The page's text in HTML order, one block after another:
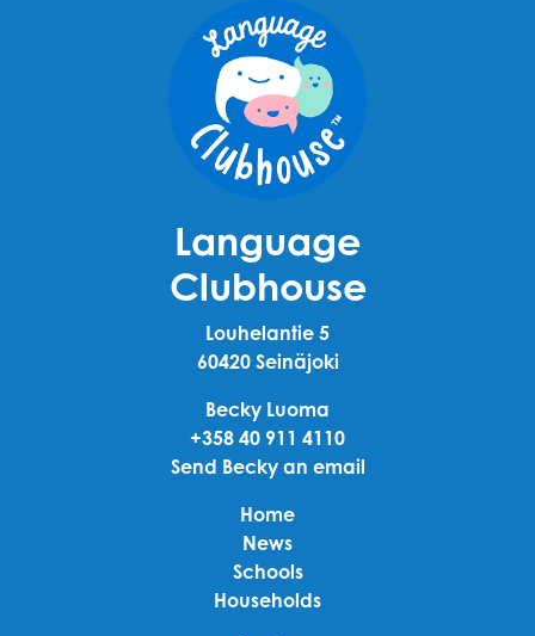
Language
Clubhouse
Louhelantie 5
60420 Seinäjoki
Becky Luoma
+358 40 911 4110
Send Becky an email
Home
News
Schools
Households